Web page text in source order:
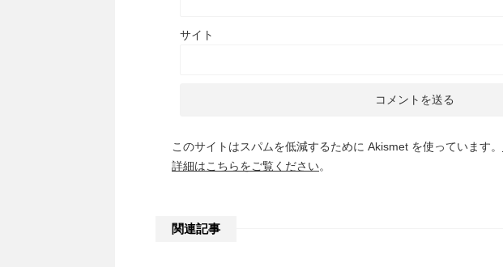
サイト
このサイトはスパムを低減するために Akismet を使っています。
詳細はこちらをご覧ください。
関連記事